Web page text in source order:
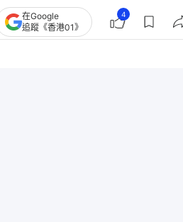
在Google
追蹤《香港01》
4